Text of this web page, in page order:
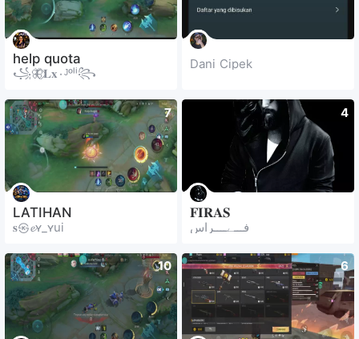
help quota
꧁🦋⃟‌𝐋𝐱٠ᴶᵒˡⁱ꧂
Dani Cipek
7
LATIHAN
𝐬㉿𝓮ʏ_ʏui
4
𝐅𝐈𝐑𝐀𝐒
فـــےــــراس
10 6